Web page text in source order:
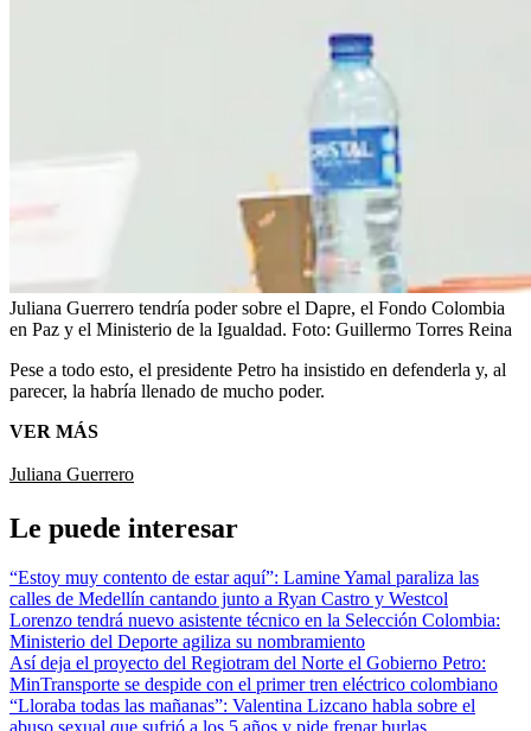
Juliana Guerrero tendría poder sobre el Dapre, el Fondo Colombia
en Paz y el Ministerio de la Igualdad. Foto: Guillermo Torres Reina
Pese a todo esto, el presidente Petro ha insistido en defenderla y, al
parecer, la habría llenado de mucho poder.
VER MÁS
Juliana Guerrero
Le puede interesar
“Estoy muy contento de estar aquí”: Lamine Yamal paraliza las
calles de Medellín cantando junto a Ryan Castro y Westcol
Lorenzo tendrá nuevo asistente técnico en la Selección Colombia:
Ministerio del Deporte agiliza su nombramiento
Así deja el proyecto del Regiotram del Norte el Gobierno Petro:
MinTransporte se despide con el primer tren eléctrico colombiano
“Lloraba todas las mañanas”: Valentina Lizcano habla sobre el